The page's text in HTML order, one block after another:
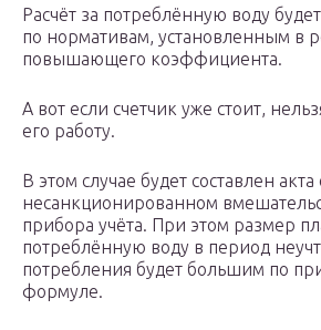
Расчёт за потреблённую воду
по нормативам, установленным в
повышающего коэффициента.
А вот если счетчик уже стоит,
его работу.
В этом случае будет составлен акта
несанкционированном
прибора учёта. При этом размер
потреблённую воду в период
потребления будет большим по
формуле.